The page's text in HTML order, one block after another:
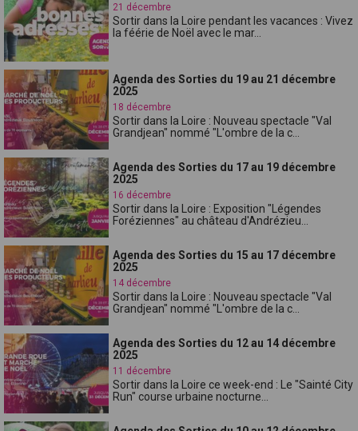
21 décembre
Sortir dans la Loire pendant les vacances : Vivez
la féérie de Noël avec le mar...
Agenda des Sorties du 19 au 21 décembre
2025
18 décembre
Sortir dans la Loire : Nouveau spectacle "Val
Grandjean" nommé "L'ombre de la c...
Agenda des Sorties du 17 au 19 décembre
2025
16 décembre
Sortir dans la Loire : Exposition "Légendes
Foréziennes" au château d'Andrézieu...
Agenda des Sorties du 15 au 17 décembre
2025
14 décembre
Sortir dans la Loire : Nouveau spectacle "Val
Grandjean" nommé "L'ombre de la c...
Agenda des Sorties du 12 au 14 décembre
2025
11 décembre
Sortir dans la Loire ce week-end : Le "Sainté City
Run" course urbaine nocturne...